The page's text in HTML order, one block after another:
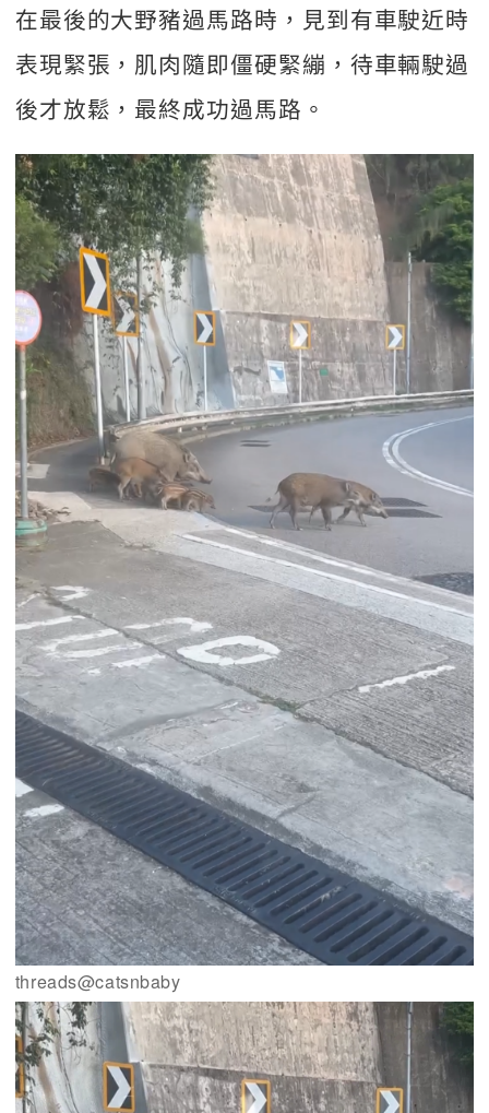
在最後的大野豬過馬路時，見到有車駛近時
表現緊張，肌肉隨即僵硬緊繃，待車輛駛過
後才放鬆，最終成功過馬路。
threads@catsnbaby